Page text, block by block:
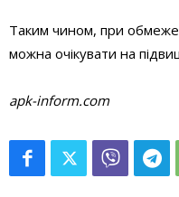
Таким чином, при
можна очікувати на
apk-inform.com